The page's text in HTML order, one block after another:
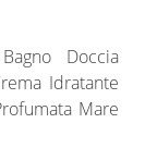
Doccia
Idratante
Mare